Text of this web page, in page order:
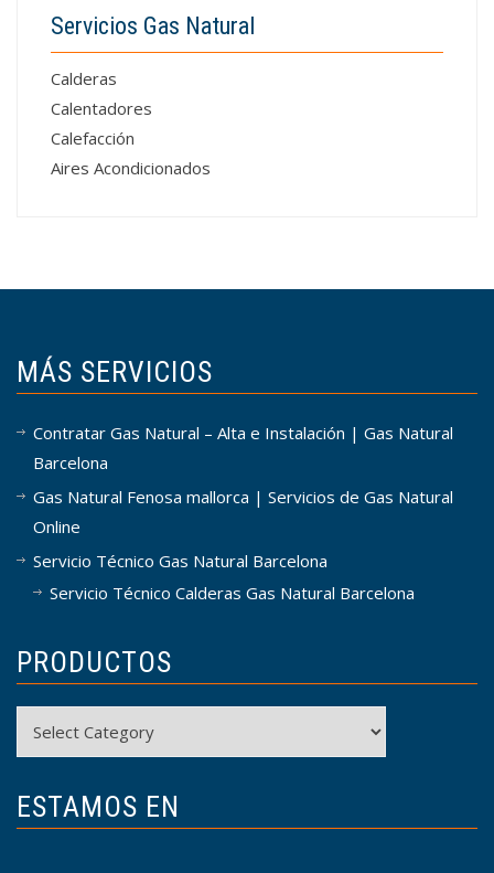
Servicios Gas Natural
Calderas
Calentadores
Calefacción
Aires Acondicionados
MÁS SERVICIOS
Contratar Gas Natural – Alta e Instalación | Gas Natural
Barcelona
Gas Natural Fenosa mallorca | Servicios de Gas Natural
Online
Servicio Técnico Gas Natural Barcelona
Servicio Técnico Calderas Gas Natural Barcelona
PRODUCTOS
ESTAMOS EN